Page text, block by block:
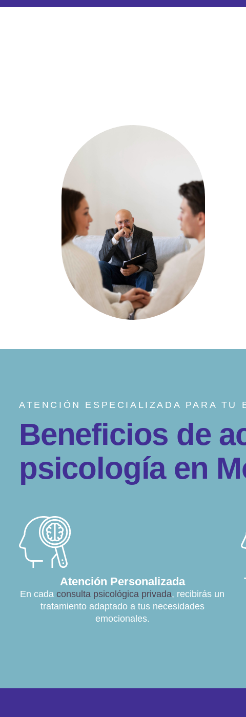
ATENCIÓN ESPECIALIZADA PARA TU
Beneficios de a
psicología en M
Atención Personalizada
En cadaconsulta psicológica privada, recibirás un
tratamiento adaptado a tus necesidades
emocionales.